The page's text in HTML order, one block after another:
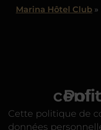
Marina Hôtel Club »
Politique
Cette politique de
données